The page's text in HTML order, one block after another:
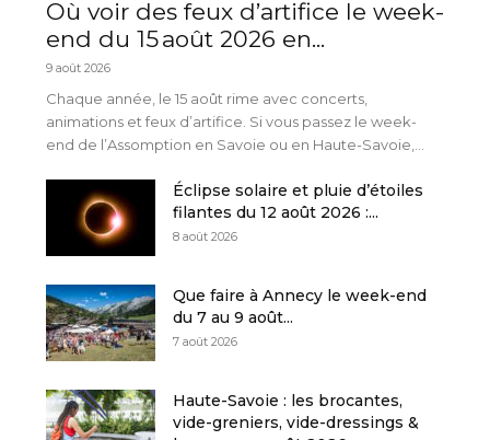
Où voir des feux d’artifice le week-
end du 15 août 2026 en...
9 août 2026
Chaque année, le 15 août rime avec concerts,
animations et feux d’artifice. Si vous passez le week-
end de l’Assomption en Savoie ou en Haute-Savoie,...
Éclipse solaire et pluie d’étoiles
filantes du 12 août 2026 :...
8 août 2026
Que faire à Annecy le week-end
du 7 au 9 août...
7 août 2026
Haute-Savoie : les brocantes,
vide-greniers, vide-dressings &